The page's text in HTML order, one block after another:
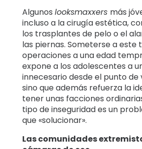
Algunos looksmaxxers más
incluso a la cirugía estética,
los trasplantes de pelo o el
las piernas. Someterse a este
operaciones a una edad
expone a los adolescentes a
innecesario desde el punto de
sino que además refuerza la
tener unas facciones
tipo de inseguridad es un
que «solucionar».
Las comunidades